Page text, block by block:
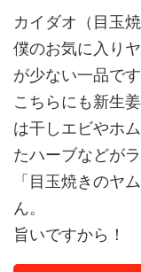
カイダオ（目玉
僕のお気に入り
が少ない一品です
こちらにも新生
は干しエビやホ
たハーブなどが
「目玉焼きのヤ
ん。
旨いですから！